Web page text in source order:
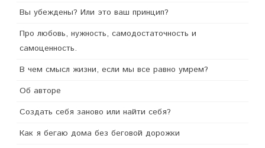
Вы убеждены? Или это ваш принцип?
Про любовь, нужность, самодостаточность и
самоценность.
В чем смысл жизни, если мы все равно умрем?
Об авторе
Создать себя заново или найти себя?
Как я бегаю дома без беговой дорожки